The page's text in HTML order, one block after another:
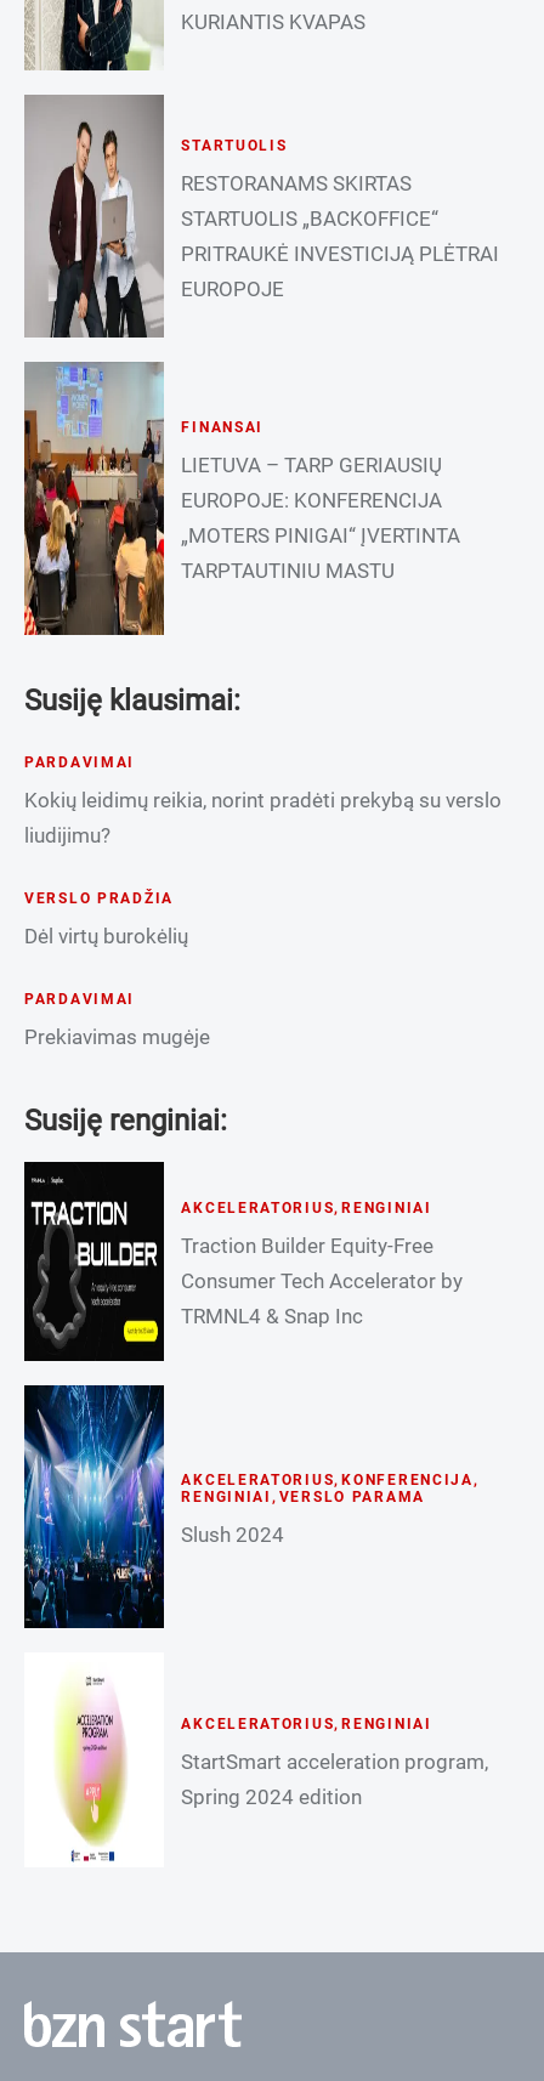
KURIANTIS KVAPAS
STARTUOLIS
RESTORANAMS SKIRTAS
STARTUOLIS „BACKOFFICE“
PRITRAUKĖ INVESTICIJĄ PLĖTRAI
EUROPOJE
FINANSAI
LIETUVA – TARP GERIAUSIŲ
EUROPOJE: KONFERENCIJA
„MOTERS PINIGAI“ ĮVERTINTA
TARPTAUTINIU MASTU
Susiję klausimai:
PARDAVIMAI
Kokių leidimų reikia, norint pradėti prekybą su verslo
liudijimu?
VERSLO PRADŽIA
Dėl virtų burokėlių
PARDAVIMAI
Prekiavimas mugėje
Susiję renginiai:
AKCELERATORIUS, RENGINIAI
Traction Builder Equity-Free
Consumer Tech Accelerator by
TRMNL4 & Snap Inc
AKCELERATORIUS, KONFERENCIJA,
RENGINIAI , VERSLO PARAMA
Slush 2024
AKCELERATORIUS, RENGINIAI
StartSmart acceleration program,
Spring 2024 edition